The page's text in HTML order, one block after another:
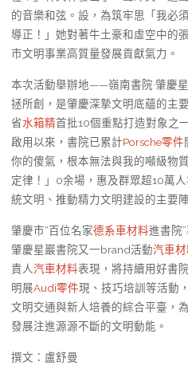
的音樂和弦。設，為筑牢思「我必
導正！」她對著牛土豪和虛空中的
市文明事業高質量發展貢獻氣力。
本次活動舉辦地——嶺南書院·肇慶
拯所創，是肇慶深摯文明底蘊的主
省水箱精首批10個重點打造對象之
啟用以來，書院已累計Porsche零件
你的傻氣，根本無法與我的噸級物
定律！」0余場，惠及群眾超10萬
統文明、推動精力文明建設的主要
肇慶市“百位名家德系車材料進書院
肇慶星巖書院又一brand活動汽車
責人汽車材料表現，將持續用好書
明展Audi零件現、技巧培訓等活動
文明交通與新人培養的綜合平臺，
發展注進源源不斷的文明動能。
撰文：盧舒曼